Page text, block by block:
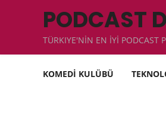
PODCAST
TÜRKIYE'NİN EN İYİ PODCAST
KOMEDİ KULÜBÜ